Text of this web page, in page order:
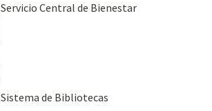
Servicio Central de Bienestar
Sistema de Bibliotecas